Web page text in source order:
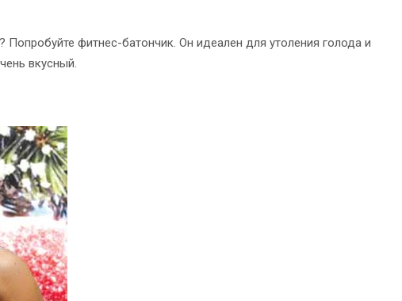
фитнес-батончик. Он идеален для утоления голода и
вкусный.